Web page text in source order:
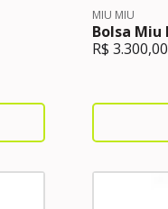
MIU MIU
Bolsa Miu
R$ 3.300,00